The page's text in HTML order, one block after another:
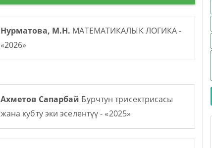
Нурматова, М.Н. МАТЕМАТИКАЛЫК ЛОГИКА -
«2026»
Ахметов Сапарбай Бурчтун трисектрисасы
жана кубту эки эселентүү - «2025»